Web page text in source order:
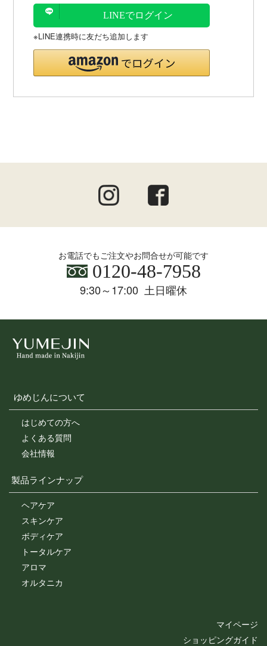
LINEでログイン
※LINE連携時に友だち追加します
お電話でもご注文やお問合せが可能です
0120-48-7958
9:30～17:00 土日曜休
ゆめじんについて
はじめての方へ
よくある質問
会社情報
製品ラインナップ
ヘアケア
スキンケア
ボディケア
トータルケア
アロマ
オルタニカ
マイページ
ショッピングガイド